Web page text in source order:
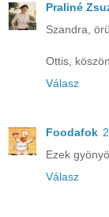
Praliné
Szandra,
Ottis,
Válasz
Foodafok
Ezek
Válasz